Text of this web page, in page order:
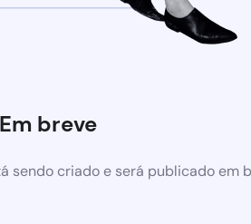
Em breve
sendo criado e será publicado em